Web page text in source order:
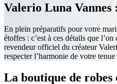
Valerio Luna Vannes
En plein préparatifs pour votre
étoffes : c’est à ces détails que
revendeur officiel du créateur
respecter l’harmonie de votre tenue
La boutique de